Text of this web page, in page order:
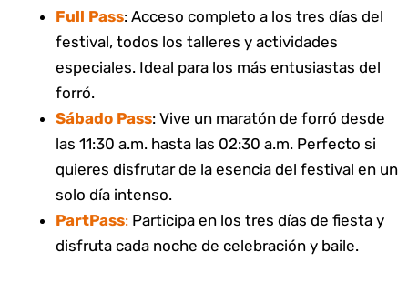
Full Pass: Acceso completo a los tres días del
festival, todos los talleres y actividades
especiales. Ideal para los más entusiastas del
forró.
Sábado Pass: Vive un maratón de forró desde
las 11:30 a.m. hasta las 02:30 a.m. Perfecto si
quieres disfrutar de la esencia del festival en un
solo día intenso.
PartPass: Participa en los tres días de fiesta y
disfruta cada noche de celebración y baile.